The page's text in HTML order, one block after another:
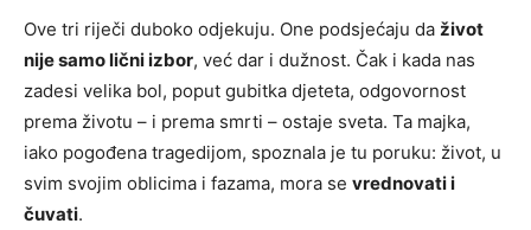
Ove tri riječi duboko odjekuju. One podsjećaju da život
nije samo lični izbor, već dar i dužnost. Čak i kada nas
zadesi velika bol, poput gubitka djeteta, odgovornost
prema životu – i prema smrti – ostaje sveta. Ta majka,
iako pogođena tragedijom, spoznala je tu poruku: život, u
svim svojim oblicima i fazama, mora se vrednovati i
čuvati.